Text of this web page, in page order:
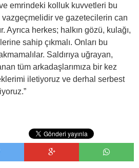
emrindeki kolluk kuvvetleri bu
vazgeçmelidir ve gazetecilerin can
Ayrıca herkes; halkın gözü, kulağı,
sahip çıkmalı. Onları bu
Saldırıya uğrayan,
tüm arkadaşlarımıza bir kez
iletiyoruz ve derhal serbest